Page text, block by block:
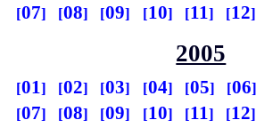
07
08 09 10 11 12
2005
01 02 03 04 05
06
07
08 09 10 11 12